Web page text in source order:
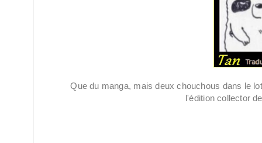
Que du manga, mais deux chouchous dans le
l'édition collector